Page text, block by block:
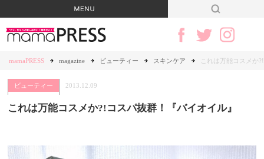
mamaPRESS magazine ビューティー スキンケア これは万能コスメか
ビューティー 2013.12.09
これは万能コスメか?!コスパ抜群！『バイオイル』